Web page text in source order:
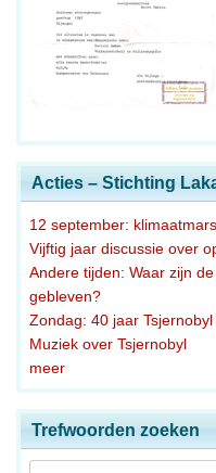
Acties – Stichting
12 september:
Vijftig jaar discussie over
Andere tijden: Waar zijn
gebleven?
Zondag: 40 jaar
Muziek over Tsjernobyl
meer
Trefwoorden zoeken